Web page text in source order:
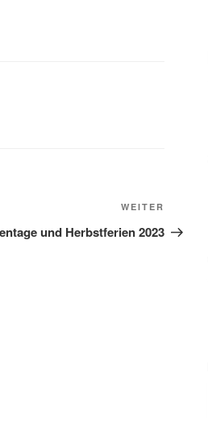
Beitrag
WEITER
und Herbstferien 2023